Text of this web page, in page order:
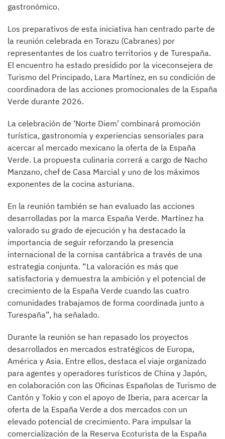
gastronómico.
Los preparativos de esta iniciativa han centrado parte de
la reunión celebrada en Torazu (Cabranes) por
representantes de los cuatro territorios y de Turespaña.
El encuentro ha estado presidido por la viceconsejera de
Turismo del Principado, Lara Martínez, en su condición de
coordinadora de las acciones promocionales de la España
Verde durante 2026.
La celebración de ‘Norte Diem’ combinará promoción
turística, gastronomía y experiencias sensoriales para
acercar al mercado mexicano la oferta de la España
Verde. La propuesta culinaria correrá a cargo de Nacho
Manzano, chef de Casa Marcial y uno de los máximos
exponentes de la cocina asturiana.
En la reunión también se han evaluado las acciones
desarrolladas por la marca España Verde. Martínez ha
valorado su grado de ejecución y ha destacado la
importancia de seguir reforzando la presencia
internacional de la cornisa cantábrica a través de una
estrategia conjunta. “La valoración es más que
satisfactoria y demuestra la ambición y el potencial de
crecimiento de la España Verde cuando las cuatro
comunidades trabajamos de forma coordinada junto a
Turespaña”, ha señalado.
Durante la reunión se han repasado los proyectos
desarrollados en mercados estratégicos de Europa,
América y Asia. Entre ellos, destaca el viaje organizado
para agentes y operadores turísticos de China y Japón,
en colaboración con las Oficinas Españolas de Turismo de
Cantón y Tokio y con el apoyo de Iberia, para acercar la
oferta de la España Verde a dos mercados con un
elevado potencial de crecimiento. Para impulsar la
comercialización de la Reserva Ecoturista de la España